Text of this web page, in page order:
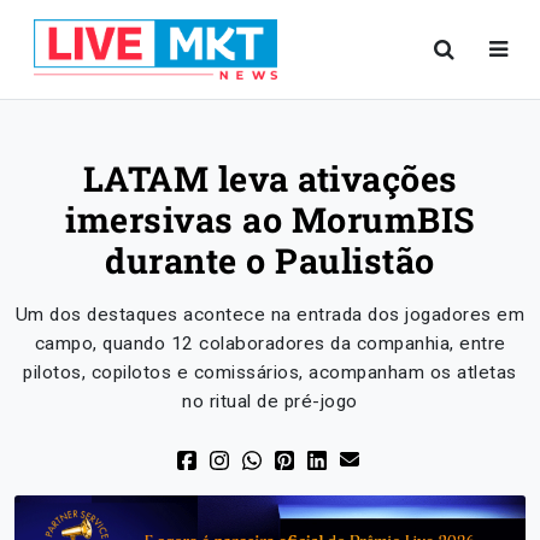
LATAM leva ativações
imersivas ao MorumBIS
durante o Paulistão
Um dos destaques acontece na entrada dos jogadores em
campo, quando 12 colaboradores da companhia, entre
pilotos, copilotos e comissários, acompanham os atletas
no ritual de pré-jogo